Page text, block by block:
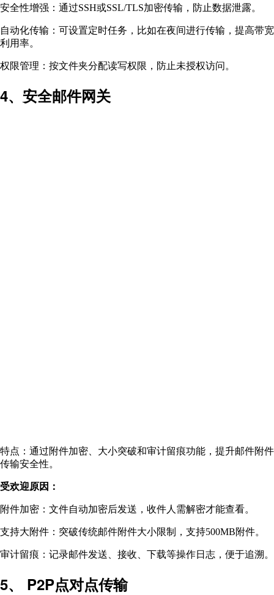
安全性增强：通过SSH或SSL/TLS加密传输，防止数据泄露。
自动化传输：可设置定时任务，比如在夜间进行传输，提高带宽
利用率。
权限管理：按文件夹分配读写权限，防止未授权访问。
4、安全邮件网关
特点：通过附件加密、大小突破和审计留痕功能，提升邮件附件
传输安全性。
受欢迎原因：
附件加密：文件自动加密后发送，收件人需解密才能查看。
支持大附件：突破传统邮件附件大小限制，支持500MB附件。
审计留痕：记录邮件发送、接收、下载等操作日志，便于追溯。
5、 P2P点对点传输